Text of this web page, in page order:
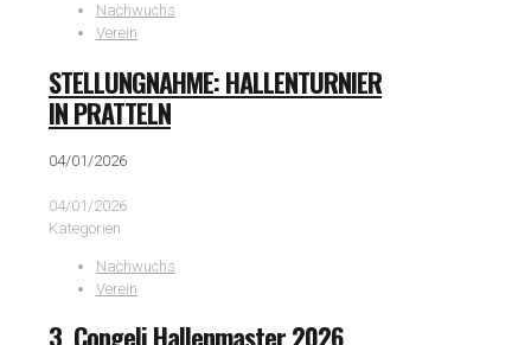
Nachwuchs
Verein
STELLUNGNAHME: HALLENTURNIER
IN PRATTELN
04/01/2026
04/01/2026
Kategorien
Nachwuchs
Verein
3. Congeli Hallenmaster 2026